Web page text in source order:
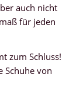
auch nicht
für jeden
zum Schluss!
Schuhe von